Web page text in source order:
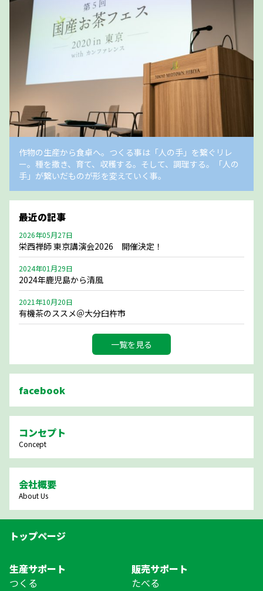
作物の生産から食卓へ。つくる事は「人の手」を繋ぐリレ
ー。種を撒き、育て、収穫する。そして、調理する。「人の
手」が繋いだものが形を変えていく事。
最近の記事
2026年05月27日
栄西禅師 東京講演会2026 開催決定！
2024年01月29日
2024年鹿児島から清風
2021年10月20日
有機茶のススメ＠大分臼杵市
一覧を見る
facebook
コンセプト
Concept
会社概要
About Us
トップページ
生産サポート
つくる
販売サポート
たべる